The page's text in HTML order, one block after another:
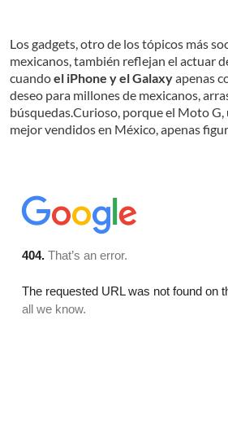
Los gadgets, otro de los tópicos más
mexicanos, también reflejan el actuar
cuandoel iPhone y el Galaxyapenas
deseo para millones de mexicanos,
búsquedas.Curioso, porque el Moto
mejor vendidos en México, apenas